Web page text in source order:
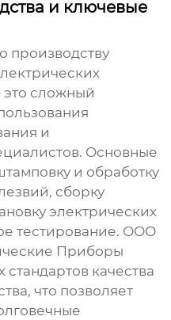
и ключевые
производству
это сложный
и
Основные
и обработку
сборку
электрических
тестирование. ООО
Приборы
качества
что позволяет